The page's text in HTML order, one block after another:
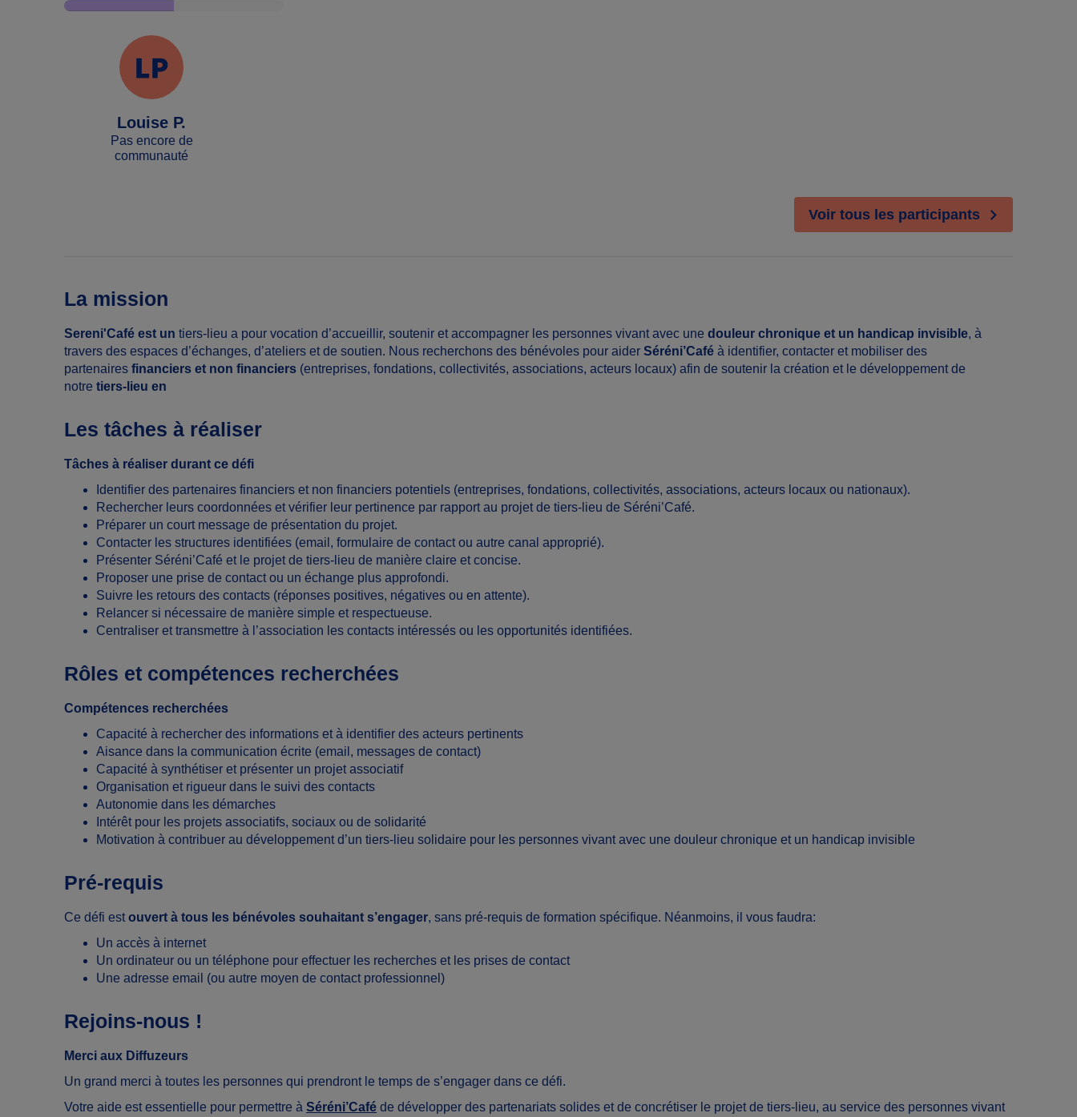
Louise P.
Pas encore de
communauté
Voir tous les participants
La mission
Sereni'Café est un tiers-lieu a pour vocation d’accueillir, soutenir et accompagner les personnes vivant avec une douleur chronique et un handicap invisible, à
travers des espaces d’échanges, d’ateliers et de soutien. Nous recherchons des bénévoles pour aider Séréni’Café à identifier, contacter et mobiliser des
partenaires financiers et non financiers (entreprises, fondations, collectivités, associations, acteurs locaux) afin de soutenir la création et le développement de
notre tiers-lieu en
Les tâches à réaliser
Tâches à réaliser durant ce défi
Identifier des partenaires financiers et non financiers potentiels (entreprises, fondations, collectivités, associations, acteurs locaux ou nationaux).
Rechercher leurs coordonnées et vérifier leur pertinence par rapport au projet de tiers-lieu de Séréni’Café.
Préparer un court message de présentation du projet.
Contacter les structures identifiées (email, formulaire de contact ou autre canal approprié).
Présenter Séréni’Café et le projet de tiers-lieu de manière claire et concise.
Proposer une prise de contact ou un échange plus approfondi.
Suivre les retours des contacts (réponses positives, négatives ou en attente).
Relancer si nécessaire de manière simple et respectueuse.
Centraliser et transmettre à l’association les contacts intéressés ou les opportunités identifiées.
Rôles et compétences recherchées
Compétences recherchées
Capacité à rechercher des informations et à identifier des acteurs pertinents
Aisance dans la communication écrite (email, messages de contact)
Capacité à synthétiser et présenter un projet associatif
Organisation et rigueur dans le suivi des contacts
Autonomie dans les démarches
Intérêt pour les projets associatifs, sociaux ou de solidarité
Motivation à contribuer au développement d’un tiers-lieu solidaire pour les personnes vivant avec une douleur chronique et un handicap invisible
Pré-requis
Ce défi estouvert à tous les bénévoles souhaitant s’engager, sans pré-requis de formation spécifique. Néanmoins, il vous faudra:
Un accès à internet
Un ordinateur ou un téléphone pour effectuer les recherches et les prises de contact
Une adresse email (ou autre moyen de contact professionnel)
Rejoins-nous !
Merci aux Diffuzeurs
Un grand merci à toutes les personnes qui prendront le temps de s’engager dans ce défi.
Votre aide est essentielle pour permettre à Séréni’Café de développer des partenariats solides et de concrétiser le projet de tiers-lieu, au service des personnes vivant